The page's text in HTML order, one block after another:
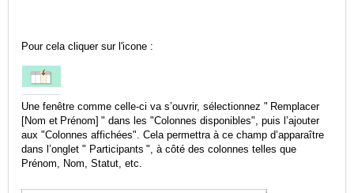
Pour cela cliquer sur l'icone :
Une fenêtre comme celle‑ci va s’ouvrir, sélectionnez " Remplacer
[Nom et Prénom] " dans les "Colonnes disponibles", puis l’ajouter
aux "Colonnes affichées". Cela permettra à ce champ d’apparaître
dans l’onglet " Participants ", à côté des colonnes telles que
Prénom, Nom, Statut, etc.